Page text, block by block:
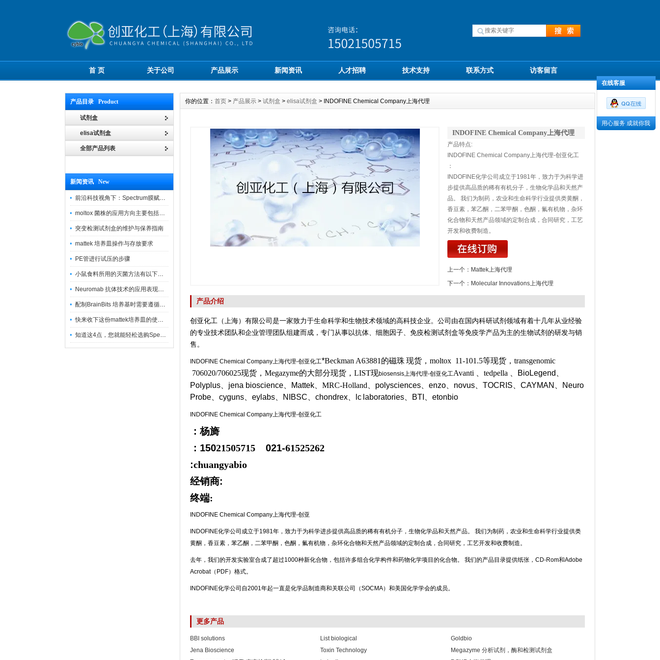
首 页 关于公司 产品展示 新闻资讯 人才招聘 技术支持 联系方式 访客留言
产品目录 Product
试剂盒
elisa试剂盒
全部产品列表
新闻资讯 New
前沿科技视角下：Spectrum膜赋能精密制造
moltox 菌株的应用方向主要包括以下几个方面
突变检测试剂盒的维护与保养指南
mattek 培养皿操作与存放要求
PE管进行试压的步骤
小鼠食料所用的灭菌方法有以下三种
Neuromab 抗体技术的应用表现在这几方面
配制BrainBits 培养基时需要遵循的原则
快来收下这份mattek培养皿的使用指南
知道这4点，您就能轻松选购Spectrum 膜
你的位置： 首页 > 产品展示 > 试剂盒 > elisa试剂盒 > INDOFINE Chemical Company上海代理
INDOFINE Chemical Company上海代理
产品特点:
INDOFINE Chemical Company上海代理-创亚化工
：
INDOFINE化学公司成立于1981年，致力于为科学进
步提供高品质的稀有有机分子，生物化学品和天然产
品。 我们为制药，农业和生命科学行业提供类黄酮，
香豆素，苯乙酮，二苯甲酮，色酮，氟有机物，杂环
化合物和天然产品领域的定制合成，合同研究，工艺
开发和收费制造。
上一个： Mattek上海代理
下一个： Molecular Innovations上海代理
产品介绍
创亚化工（上海）有限公司是一家致力于生命科学和生物技术领域的高科技企业。公司由在国内科研试剂领域有着十几年从业经验
的专业技术团队和企业管理团队组建而成，专门从事以抗体、细胞因子、免疫检测试剂盒等免疫学产品为主的生物试剂的研发与销
售。
INDOFINE Chemical Company上海代理-创亚化工*Beckman A63881的磁珠 现货，moltox 11-101.5等现货，transgenomic
706020/706025现货，Megazyme的大部分现货，LIST现biosensis上海代理-创亚化工Avanti 、tedpella 、
BioLegend、
Polyplus、jena bioscience、Mattek 、MRC-Holland 、polysciences、enzo、novus 、TOCRIS 、CAYMAN、Neuro
Probe、cyguns、eylabs、NIBSC 、chondrex、lc laboratories、BTI etonbio
INDOFINE Chemical Company上海代理-创亚化工
：杨旖
：15021505715 021-61525262
:chuangyabio
经销商:
终端:
INDOFINE Chemical Company上海代理-创亚
INDOFINE化学公司成立于1981年，致力于为科学进步提供高品质的稀有有机分子，生物化学品和天然产品。 我们为制药，农业和生命科学行业提供类
黄酮，香豆素，苯乙酮，二苯甲酮，色酮，氟有机物，杂环化合物和天然产品领域的定制合成，合同研究，工艺开发和收费制造。
去年，我们的开发实验室合成了超过1000种新化合物，包括许多组合化学构件和药物化学项目的化合物。 我们的产品目录提供纸张，CD-Rom和Adobe
Acrobat（PDF）格式。
INDOFINE化学公司自2001年起一直是化学品制造商和关联公司（SOCMA）和美国化学学会的成员。
更多产品
BBI solutions List biological
Goldbio
Jena Bioscience
Toxin Technology
Megazyme 分析试剂，酶和检测试剂盒
在线客服
用心服务 成就你我